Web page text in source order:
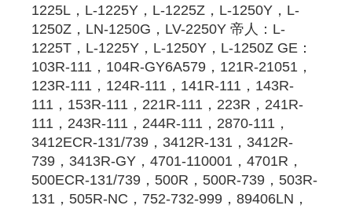
1225L，L-1225Y，L-1225Z，L-1250Y，L-
1250Z，LN-1250G，LV-2250Y 帝人：L-
1225T，L-1225Y，L-1250Y，L-1250Z GE：
103R-111，104R-GY6A579，121R-21051，
123R-111，124R-111，141R-111，143R-
111，153R-111，221R-111，223R，241R-
111，243R-111，244R-111，2870-111，
3412ECR-131/739，3412R-131，3412R-
739，3413R-GY，4701-110001，4701R，
500ECR-131/739，500R，500R-739，503R-
131，505R-NC，752-732-999，89406LN，